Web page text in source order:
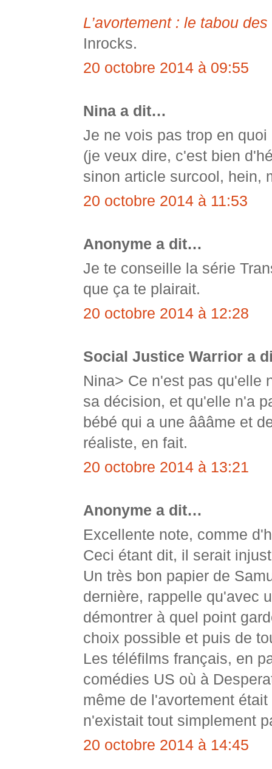
L’avortement : le tabou
Inrocks.
20 octobre 2014 à 09:55
Nina a dit…
Je ne vois pas trop en
(je veux dire, c'est bien
sinon article surcool, hein,
20 octobre 2014 à 11:53
Anonyme a dit…
Je te conseille la série
que ça te plairait.
20 octobre 2014 à 12:28
Social Justice Warrior a
Nina> Ce n'est pas qu'elle
sa décision, et qu'elle n'a
bébé qui a une âââme et
réaliste, en fait.
20 octobre 2014 à 13:21
Anonyme a dit…
Excellente note, comme
Ceci étant dit, il serait
Un très bon papier de
dernière, rappelle qu'avec
démontrer à quel point
choix possible et puis de
Les téléfilms français, en
comédies US où à
même de l'avortement
n'existait tout simplement
20 octobre 2014 à 14:45